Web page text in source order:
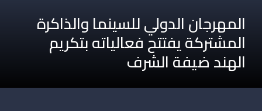
المهرجان الدولي للسينما والذاكرة
المشتركة يفتتح فعالياته بتكريم
الهند ضيفة الشرف